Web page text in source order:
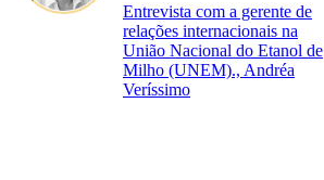
Entrevista com a gerente de
relações internacionais na
União Nacional do Etanol de
Milho (UNEM)., Andréa
Veríssimo